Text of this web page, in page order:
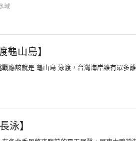
域
龜山島】
應該就是 龜山島 泳渡，台灣海岸雖有眾多
泳】